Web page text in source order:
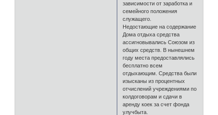
зависимости от заработка и
семейного положения
служащего.
Недостающие на содержание
Дома отдыха средства
ассигновывались Союзом из
общих средств. В нынешнем
году места предоставлялись
бесплатно всем
отдыхающим. Средства были
изысканы из процентных
отчислений учреждениями по
колдоговорам и сдачи в
аренду коек за счет фонда
улучбыта.